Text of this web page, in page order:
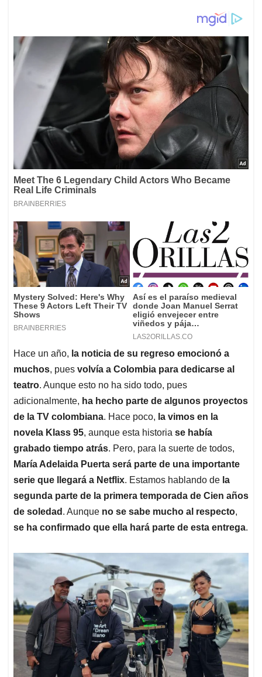
Hace un año, la noticia de su regreso emocionó a
muchos, pues volvía a Colombia para dedicarse al
teatro. Aunque esto no ha sido todo, pues
adicionalmente, ha hecho parte de algunos proyectos
de la TV colombiana. Hace poco, la vimos en la
novela Klass 95, aunque esta historia se había
grabado tiempo atrás. Pero, para la suerte de todos,
María Adelaida Puerta será parte de una importante
serie que llegará a Netflix. Estamos hablando de la
segunda parte de la primera temporada de Cien años
de soledad . Aunque no se sabe mucho al respecto,
se ha confirmado que ella hará parte de esta entrega.